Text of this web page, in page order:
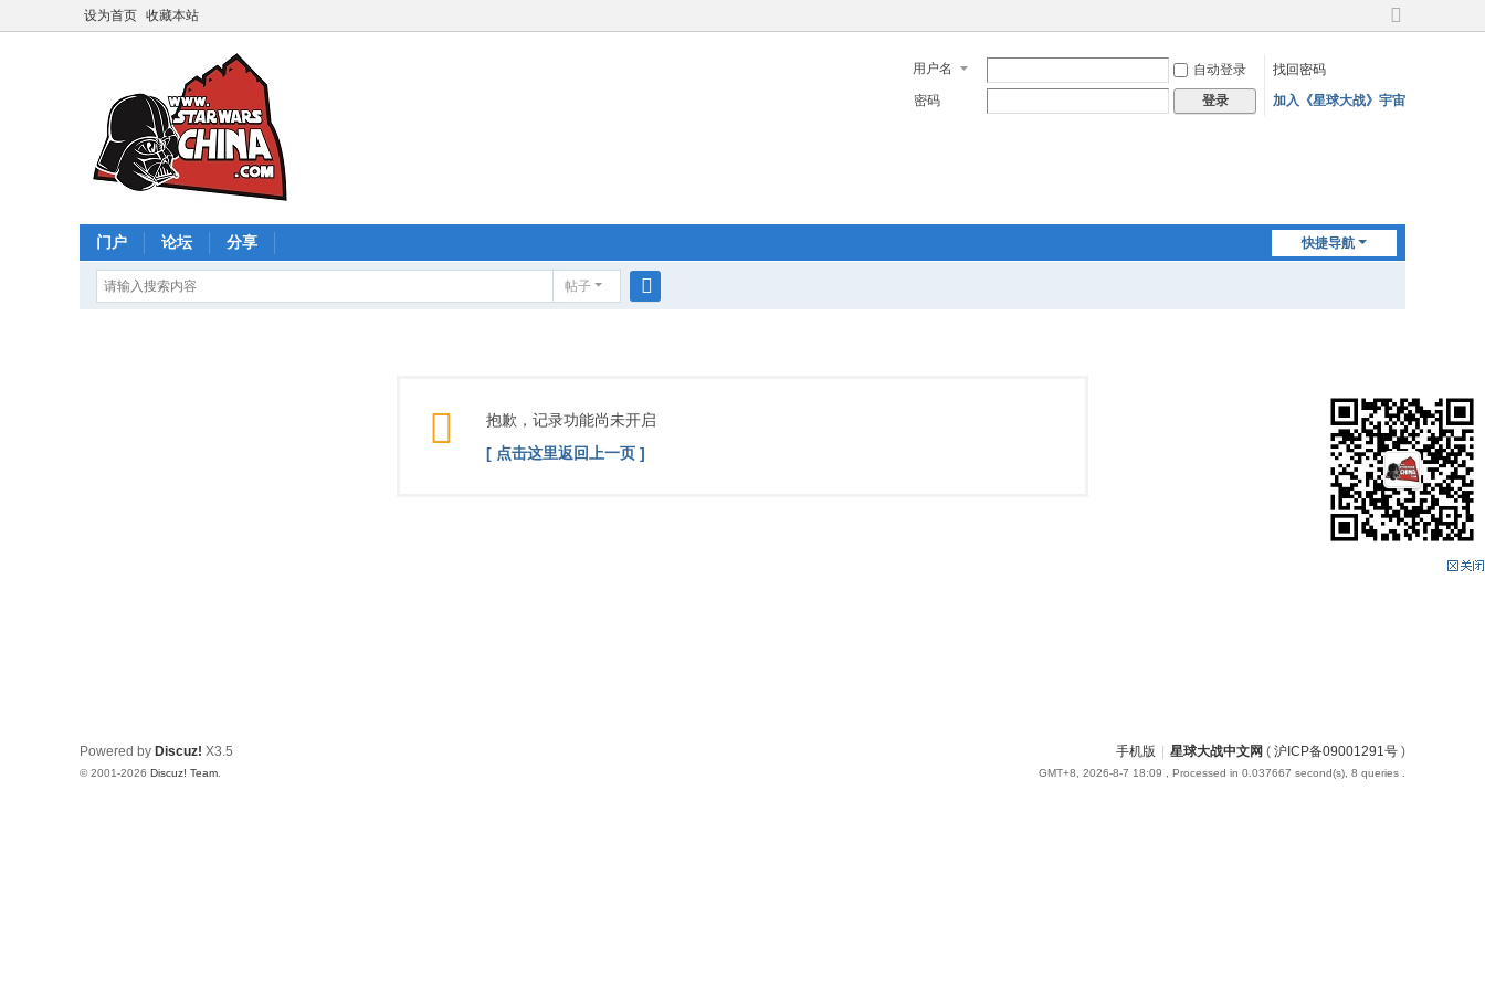
设为首页 收藏本站
切
宽
用户名 自动登录
找回密码
密码
登录 加入《星球大战》宇宙
快捷导航
门户 论坛 分享
帖子
抱歉，记录功能尚未开启
[ 点击这里返回上一页 ]
手机版 星球大战中文网 ( 沪ICP备09001291号 )
GMT+8, 2026-8-7 18:09 , Processed in 0.037667 second(s), 8 queries .
Powered by Discuz! X3.5
© 2001-2026 Discuz! Team